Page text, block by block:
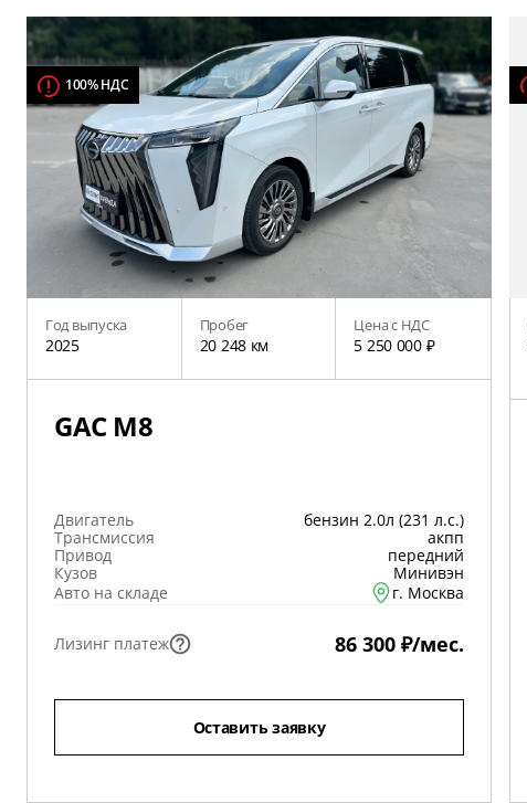
100% НДС
Год выпуска
2025
Пробег
20 248 км
Цена с НДС
5 250 000 ₽
GAC M8
Двигатель
бензин 2.0л (231 л.с.)
Трансмиссия
акпп
Привод
передний
Кузов
Минивэн
Авто на складе
г. Москва
Лизинг платеж 86 300 ₽/мес.
Оставить заявку